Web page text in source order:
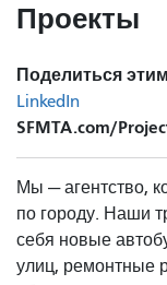
Проекты
Поделиться
LinkedIn
SFMTA.com/
Мы — агентство,
по городу. Наши
себя новые
улиц, ремонтные